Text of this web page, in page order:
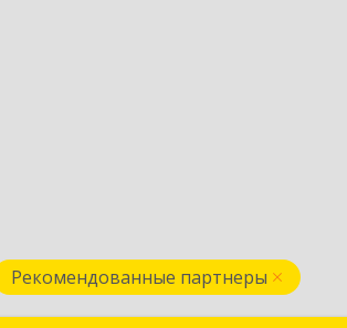
Рекомендованные партнеры